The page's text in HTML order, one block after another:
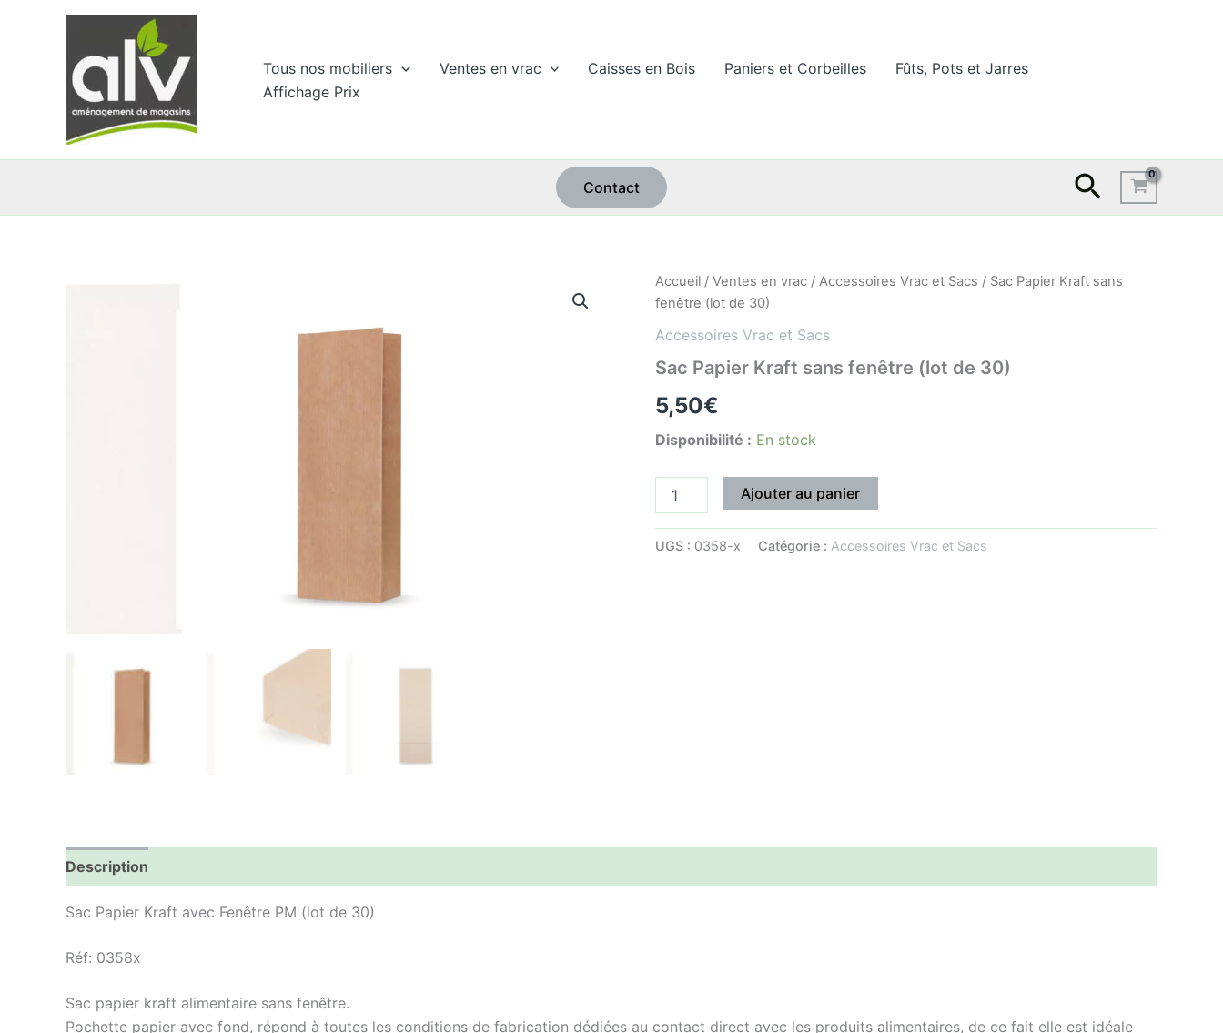
Tous nos mobiliers Ventes en vrac Caisses en Bois Paniers et Corbeilles
Fûts, Pots et Jarres
Affichage Prix
Contact
Accueil / Ventes en vrac / Accessoires Vrac et Sacs / Sac Papier Kraft sans
fenêtre (lot de 30)
Accessoires Vrac et Sacs
Sac Papier Kraft sans fenêtre (lot de 30)
5,50€
Disponibilité : En stock
quantité
de
Papier
sans
(lot
30)
Ajouter au panier
UGS : 0358-x Catégorie : Accessoires Vrac et Sacs
Description
Sac Papier Kraft avec Fenêtre PM (lot de 30)
Réf: 0358x
Sac papier kraft alimentaire sans fenêtre.
Pochette papier avec fond, répond à toutes les conditions de fabrication dédiées au contact direct avec les produits alimentaires, de ce fait elle est idéale